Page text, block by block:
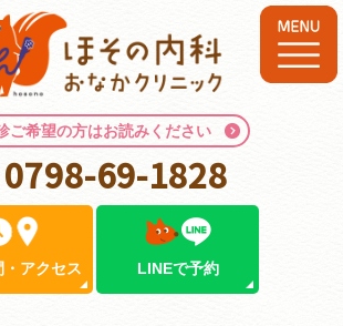
ご希望の方はお読みください
0798-69-1828
・ アクセス LINEで予約